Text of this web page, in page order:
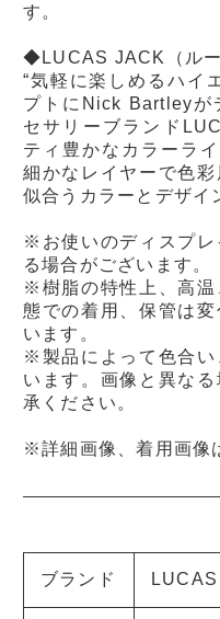
す。
◆LUCAS JACK（ルー
“気軽に楽しめるハイ
プトにNick Bartleyが
セサリーブランド
ティ豊かなカラーラ
細かなレイヤーで色
似合うカラーとデザイ
※お使いのディスプレ
る場合がございます。
※樹脂の特性上、高温
態での着用、保管は
います。
※製品によって色合い
います。画像と異な
承ください。
※詳細画像、着用画像
ブランド